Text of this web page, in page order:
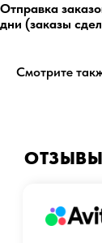
Отправка
дни (заказы
Смотрите
Перейти
ответят на
найти лучшее